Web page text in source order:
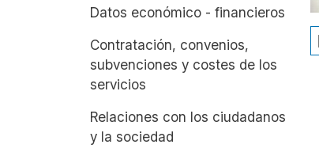
Datos económico - financieros
Contratación, convenios,
subvenciones y costes de los
servicios
Relaciones con los ciudadanos
y la sociedad